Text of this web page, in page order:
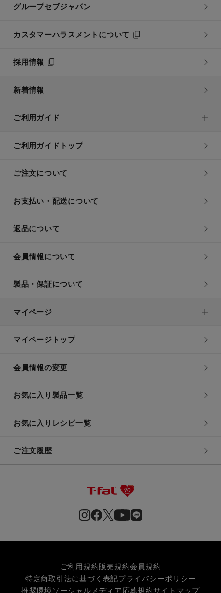
グループセブジャパン
カスタマーハラスメントについて
採用情報
新着情報
ご利用ガイド
ご利用ガイドトップ
ご注文について
お支払い・配送について
返品について
会員情報について
製品・保証について
マイページ
マイページトップ
会員情報の変更
お気に入り製品一覧
お気に入りレシピ一覧
ご注文履歴
ご利用規約販売規約会員規約
特定商取引法に基づく表記プライバシーポリシー
推奨環境 ソーシャルメディア応募規約サイトマップ